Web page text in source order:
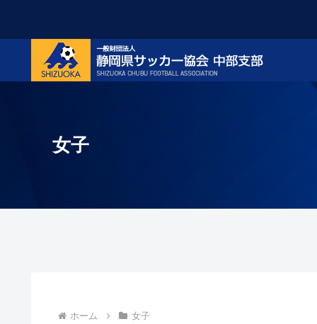
女子
ホーム 女子